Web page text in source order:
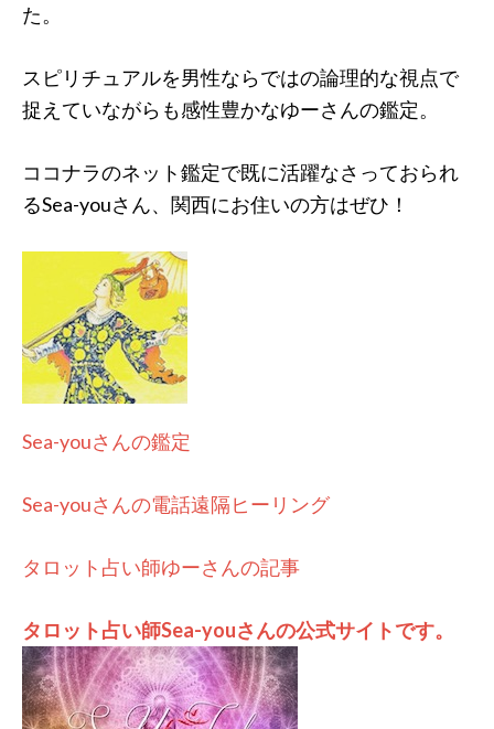
た。
スピリチュアルを男性ならではの論理的な視点で
捉えていながらも感性豊かなゆーさんの鑑定。
ココナラのネット鑑定で既に活躍なさっておられ
るSea-youさん、関西にお住いの方はぜひ！
Sea-youさんの鑑定
Sea-youさんの電話遠隔ヒーリング
タロット占い師ゆーさんの記事
タロット占い師Sea-youさんの公式サイトです。